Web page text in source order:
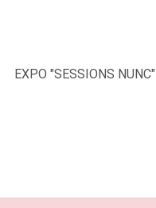
EXPO "SESSIONS NUNC"